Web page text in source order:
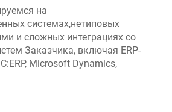
на
системах,нетиповых
и сложных интеграциях со
Заказчика, включая ERP-
Microsoft Dynamics,